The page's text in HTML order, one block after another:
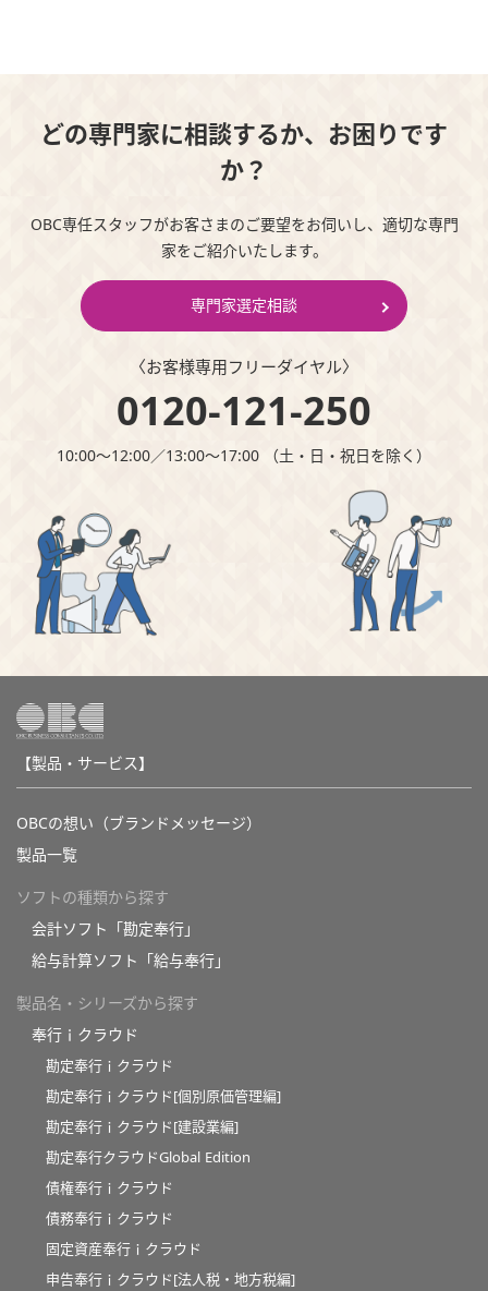
どの専門家に相談するか、お困りです
か？
OBC専任スタッフがお客さまのご要望をお伺いし、適切な専門
家をご紹介いたします。
専門家選定相談
〈お客様専⽤フリーダイヤル〉
0120-121-250
10:00～12:00∕13:00～17:00 （⼟・⽇・祝⽇を除く）
【製品・サービス】
OBCの想い（ブランドメッセージ）
製品一覧
ソフトの種類から探す
会計ソフト「勘定奉行」
給与計算ソフト「給与奉行」
製品名・シリーズから探す
奉行ｉクラウド
勘定奉行ｉクラウド
勘定奉行ｉクラウド[個別原価管理編]
勘定奉行ｉクラウド[建設業編]
勘定奉行クラウドGlobal Edition
債権奉行ｉクラウド
債務奉行ｉクラウド
固定資産奉行ｉクラウド
申告奉行ｉクラウド[法人税・地方税編]